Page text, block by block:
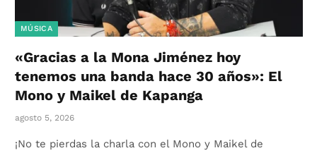
MÚSICA
«Gracias a la Mona Jiménez hoy
tenemos una banda hace 30 años»: El
Mono y Maikel de Kapanga
agosto 5, 2026
¡No te pierdas la charla con el Mono y Maikel de